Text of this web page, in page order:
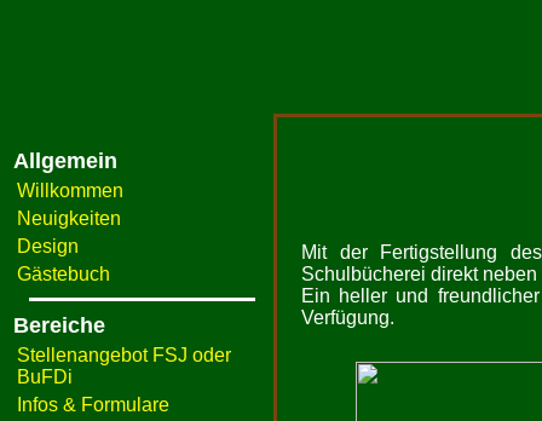
Allgemein
Willkommen
Neuigkeiten
Design
Gästebuch
Bereiche
Stellenangebot FSJ oder
BuFDi
Infos & Formulare
Mit der Fertigstellung
Schulbücherei direkt
Ein heller und
Verfügung.